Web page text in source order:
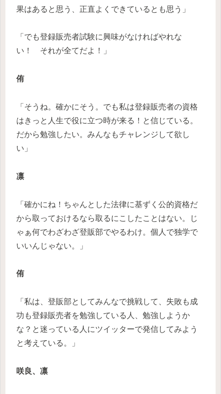
果はあると思う、正直よくできているとも思う」
「でも登録販売者試験に興味がなければやれな
い！ それが全てだよ！」
侑
「そうね。確かにそう。でも私は登録販売者の資格
はきっと人生で役に立つ時が来る！と信じている。
だから勉強したい。みんなもチャレンジして欲し
い」
凛
「確かにね！ちゃんとした法律に基ずく公的資格だ
から取っておけるなら取るにこしたことはない。じ
ゃぁ何でわざわざ登販部でやるわけ。個人で独学で
いいんじゃない。」
侑
「私は、登販部としてみんなで挑戦して、失敗も成
功も登録販売者を勉強している人、勉強しようか
な？と迷っている人にツイッターで発信してみよう
と考えている。」
咲良、凛